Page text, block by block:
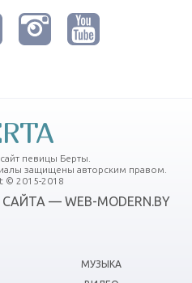
певицы Берты.
защищены авторским правом.
© 2015-2018
— WEB-MODERN.BY
МУЗЫКА